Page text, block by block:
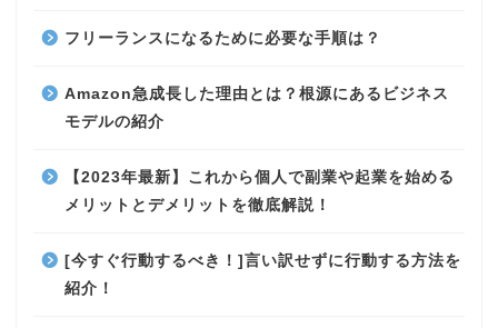
フリーランスになるために必要な手順は？
Amazon急成長した理由とは？根源にあるビジネス
モデルの紹介
【2023年最新】これから個人で副業や起業を始める
メリットとデメリットを徹底解説！
[今すぐ行動するべき！]言い訳せずに行動する方法を
紹介！